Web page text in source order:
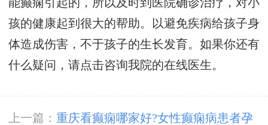
能癫痫引起的，所以及时到医院确诊治疗，对小
孩的健康起到很大的帮助。以避免疾病给孩子身
体造成伤害，不于孩子的生长发育。如果你还有
什么疑问，请点击咨询我院的在线医生。
上一篇： 重庆看癫痫哪家好?女性癫痫病患者孕